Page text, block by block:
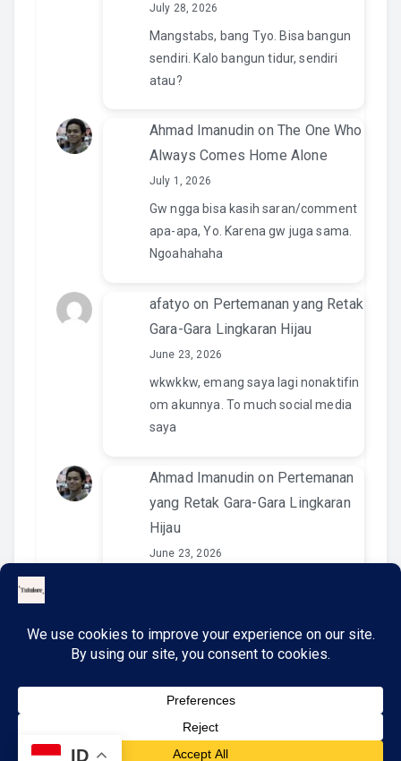
July 28, 2026
Mangstabs, bang Tyo. Bisa bangun
sendiri. Kalo bangun tidur, sendiri
atau?
Ahmad Imanudin on The One Who
Always Comes Home Alone
July 1, 2026
Gw ngga bisa kasih saran/comment
apa-apa, Yo. Karena gw juga sama.
Ngoahahaha
afatyo on Pertemanan yang Retak
Gara-Gara Lingkaran Hijau
June 23, 2026
wkwkkw, emang saya lagi nonaktifin
om akunnya. To much social media
saya
Ahmad Imanudin on Pertemanan
yang Retak Gara-Gara Lingkaran
Hijau
June 23, 2026
ID